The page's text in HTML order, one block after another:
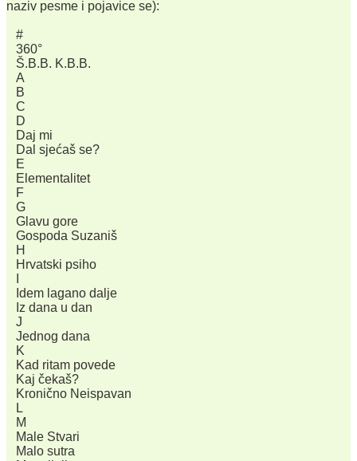
naziv pesme i pojavice se):
#
360°
Š.B.B. K.B.B.
A
B
C
D
Daj mi
Dal sjećaš se?
E
Elementalitet
F
G
Glavu gore
Gospoda Suzaniš
H
Hrvatski psiho
Idem lagano dalje
Iz dana u dan
J
Jednog dana
K
Kad ritam povede
Kaj čekaš?
Kronično Neispavan
L
M
Male Stvari
Malo sutra